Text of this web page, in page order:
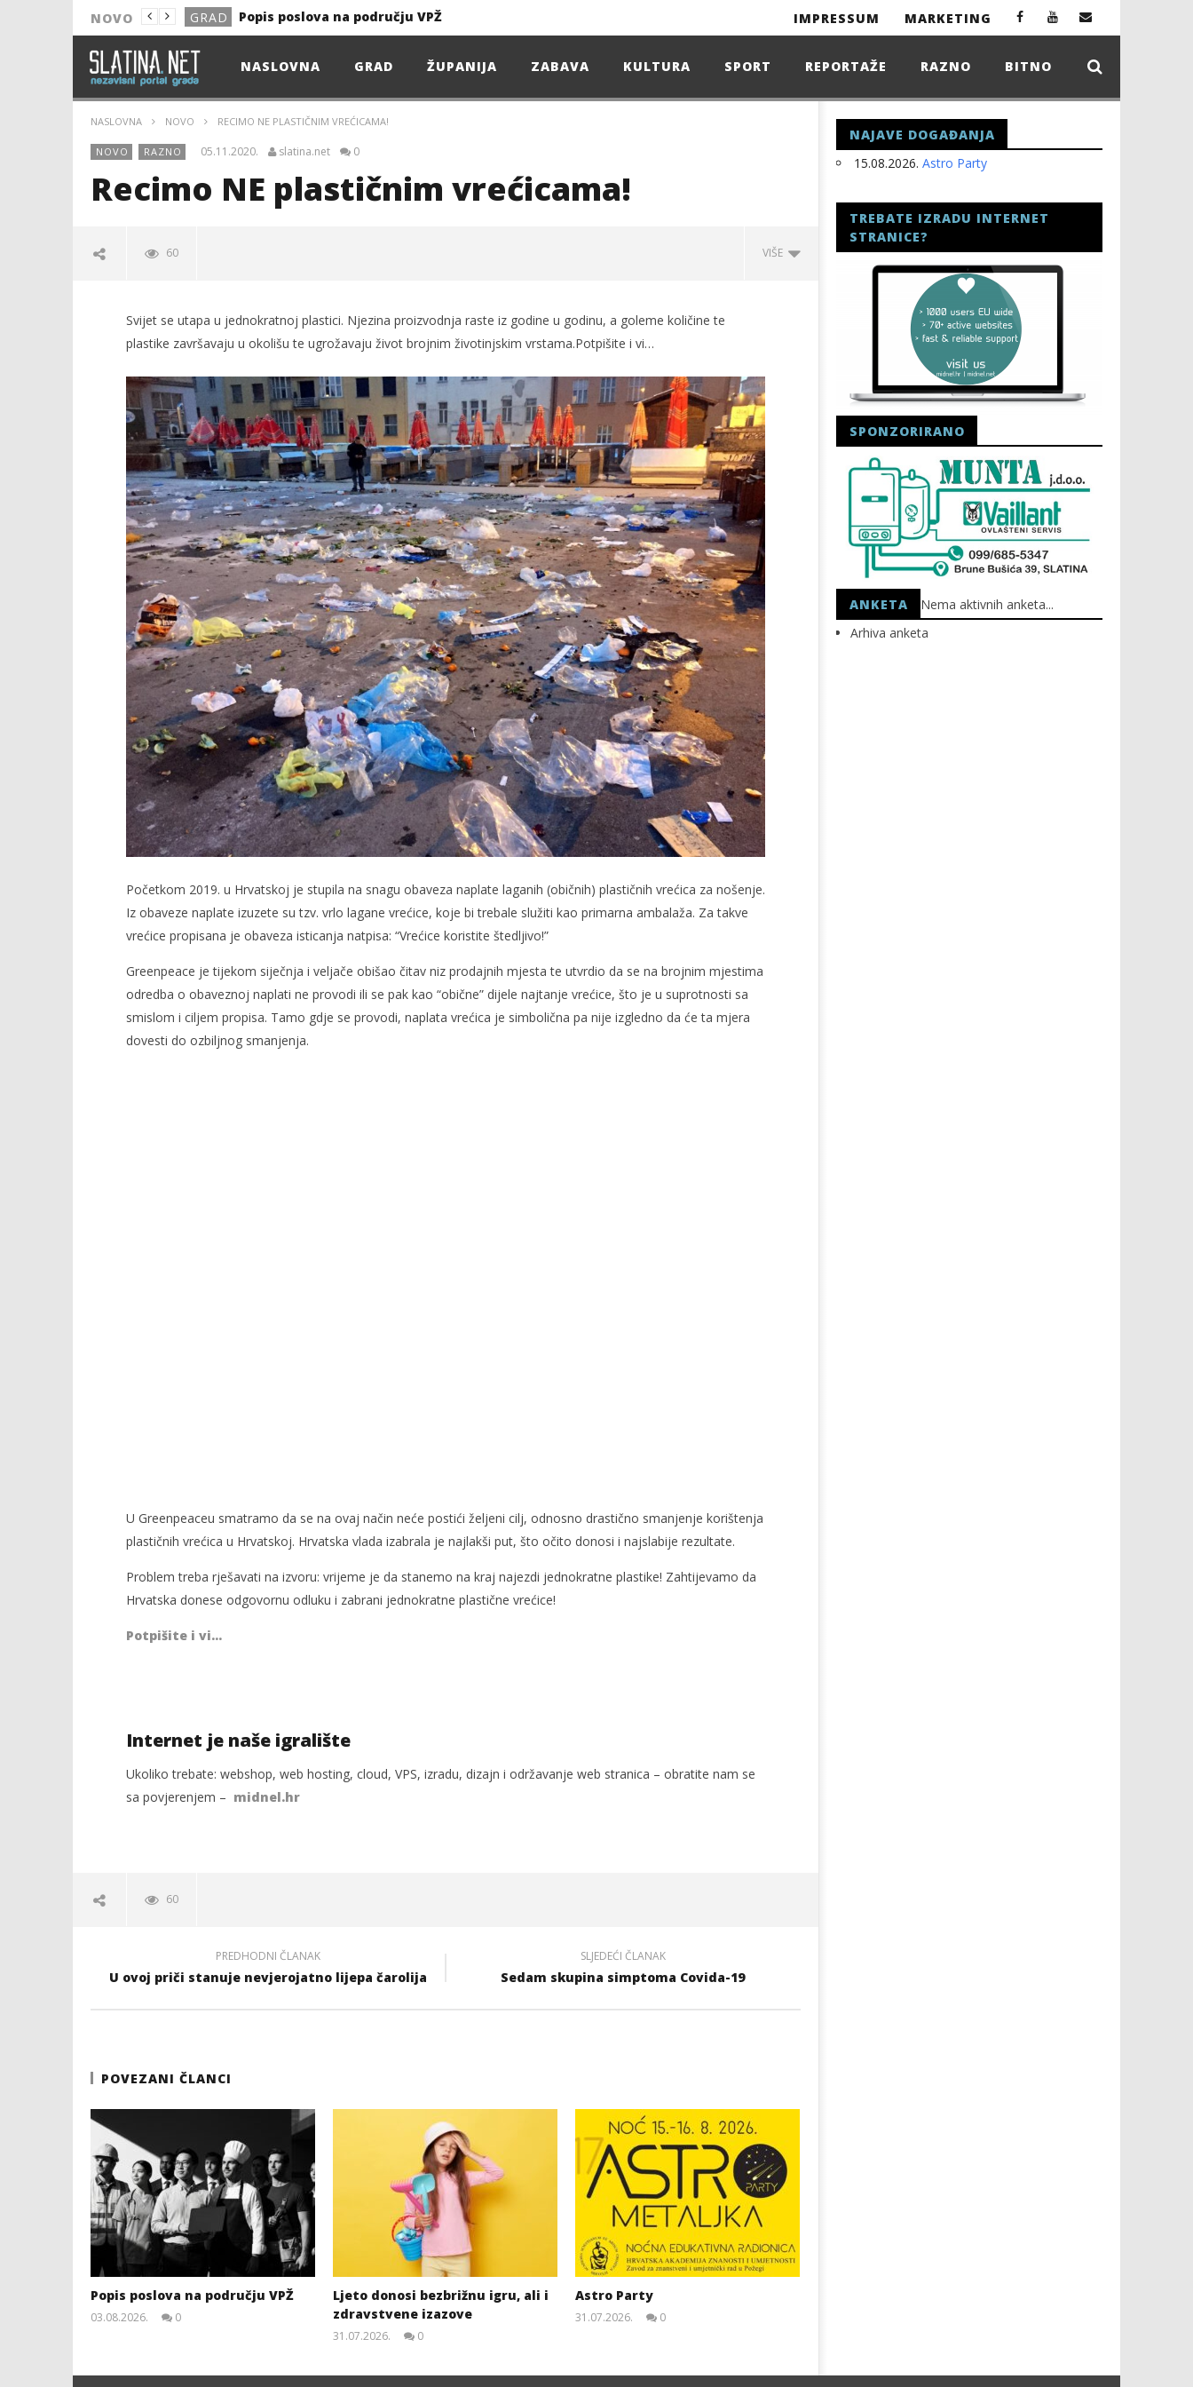
NOVO GRAD
Popis poslova na području VPŽ
NOVO
NOVO
KULTURA
4. Oluja Jazz Fest donosi dvije večeri vrhunskog jazza
GRAD
Popis poslova na području VPŽ
IMPRESSUM MARKETING
NASLOVNA GRAD ŽUPANIJA ZABAVA KULTURA SPORT REPORTAŽE RAZNO BITNO
NASLOVNA NOVO RECIMO NE PLASTIČNIM VREĆICAMA!
NOVO RAZNO 05.11.2020. slatina.net 0
Recimo NE plastičnim vrećicama!
60 VIŠE
TRENUTNO OTVORENO
Recimo NE plastičnim
vrećicama!
05.11.2020.
slatina.net
Popis poslova na području VPŽ
05.11.2020.
slatina.net
Ljeto donosi bezbrižnu igru, ali
i zdravstvene izazove
05.11.2020.
slatina.net
HEP: Bez struje
05.11.2020.
Svijet se utapa u jednokratnoj plastici. Njezina proizvodnja raste iz godine u godinu, a goleme količine te
plastike završavaju u okolišu te ugrožavaju život brojnim životinjskim vrstama.Potpišite i vi…
Početkom 2019. u Hrvatskoj je stupila na snagu obaveza naplate laganih (običnih) plastičnih vrećica za nošenje.
Iz obaveze naplate izuzete su tzv. vrlo lagane vrećice, koje bi trebale služiti kao primarna ambalaža. Za takve
vrećice propisana je obaveza isticanja natpisa: “Vrećice koristite štedljivo!”
Greenpeace je tijekom siječnja i veljače obišao čitav niz prodajnih mjesta te utvrdio da se na brojnim mjestima
odredba o obaveznoj naplati ne provodi ili se pak kao “obične” dijele najtanje vrećice, što je u suprotnosti sa
smislom i ciljem propisa. Tamo gdje se provodi, naplata vrećica je simbolična pa nije izgledno da će ta mjera
dovesti do ozbiljnog smanjenja.
U Greenpeaceu smatramo da se na ovaj način neće postići željeni cilj, odnosno drastično smanjenje korištenja
plastičnih vrećica u Hrvatskoj. Hrvatska vlada izabrala je najlakši put, što očito donosi i najslabije rezultate.
Problem treba rješavati na izvoru: vrijeme je da stanemo na kraj najezdi jednokratne plastike! Zahtijevamo da
Hrvatska donese odgovornu odluku i zabrani jednokratne plastične vrećice!
Potpišite i vi…
Internet je naše igralište
Ukoliko trebate: webshop, web hosting, cloud, VPS, izradu, dizajn i održavanje web stranica – obratite nam se
sa povjerenjem – midnel.hr
60
PREDHODNI ČLANAK
U ovoj priči stanuje nevjerojatno lijepa čarolija
SLJEDEĆI ČLANAK
Sedam skupina simptoma Covida-19
POVEZANI ČLANCI
Popis poslova na području VPŽ
03.08.2026.
0
Ljeto donosi bezbrižnu igru, ali i
zdravstvene izazove
31.07.2026.
0
Astro Party
31.07.2026.
0
NAJAVE DOGAĐANJA
15.08.2026. Astro Party
TREBATE IZRADU INTERNET
STRANICE?
SPONZORIRANO
ANKETA
Nema aktivnih anketa...
Arhiva anketa